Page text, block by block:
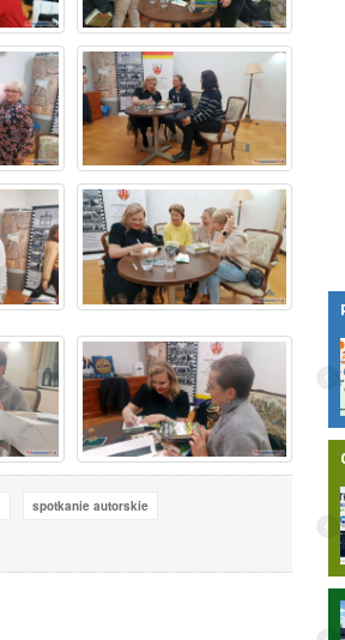
spotkanie autorskie
Osiedle Słoneczne Bis we Fromborku z
dostępem do superszybkiego
światłowodu. Mieszkańcy skorzystają z
internetu i…